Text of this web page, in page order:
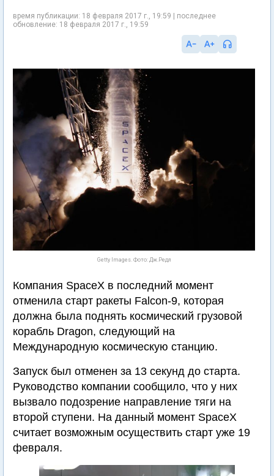
время публикации: 18 февраля 2017 г., 19:59 | последнее
обновление: 18 февраля 2017 г., 19:59
Getty Images. Фото: Дж.Редл
Компания SpaceX в последний момент
отменила старт ракеты Falcon-9, которая
должна была поднять космический грузовой
корабль Dragon, следующий на
Международную космическую станцию.
Запуск был отменен за 13 секунд до старта.
Руководство компании сообщило, что у них
вызвало подозрение направление тяги на
второй ступени. На данный момент SpaceX
считает возможным осуществить старт уже 19
февраля.